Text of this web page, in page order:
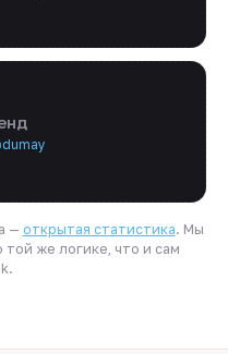
— открытая статистика. Мы
же логике, что и сам